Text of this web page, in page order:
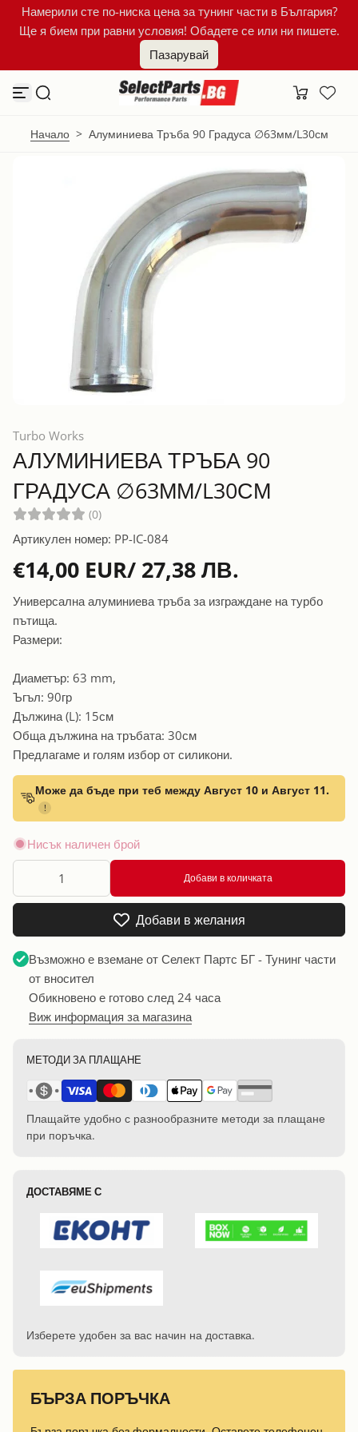
К
ъ
ъ
д
ъ
Намерили сте по-ниска цена за тунинг части в България?
Ще я бием при равни условия! Обадете се или ни пишете.
Пазарувай
Начало > Алуминиева Тръба 90 Градуса ∅63мм/L30см
Turbo Works
АЛУМИНИЕВА ТРЪБА 90
ГРАДУСА ∅63ММ/L30СМ
(0)
Артикулен номер: PP-IC-084
€14,00 EUR/ 27,38 ЛВ.
Универсална алуминиева тръба за изграждане на турбо
пътища.
Размери:
Диаметър: 63 mm,
Ъгъл: 90гр
Дължина (L): 15см
Обща дължина на тръбата: 30см
Предлагаме и голям избор от силикони.
Може да бъде при теб между Август 10 и Август 11.
!
Нисък наличен брой
Добави в количката
Добави в желания
Възможно е вземане отСелект Партс БГ - Тунинг части
от вносител
Обикновено е готово след 24 часа
Виж информация за магазина
МЕТОДИ ЗА ПЛАЩАНЕ
Плащайте удобно с разнообразните методи за плащане
при поръчка.
ДОСТАВЯМЕ С
Изберете удобен за вас начин на доставка.
БЪРЗА ПОРЪЧКА